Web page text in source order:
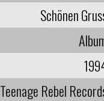
Schönen
Teenage Rebel